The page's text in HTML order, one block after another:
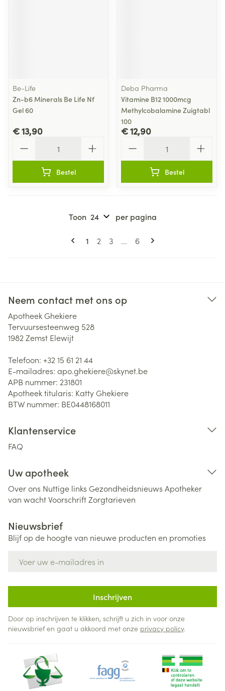
Be-Life
Zn-b6 Minerals Be Life Nf
Gel 60
€ 13,90
Bestel
Deba Pharma
Vitamine B12 1000mcg
Methylcobalamine Zuigtabl
100
€ 12,90
Bestel
Pagina's
U lees momenteel pagina
1 Pagina
2 Pagina
3 ... Pagina
6
Toon per pagina
Neem contact met ons op
Apotheek Ghekiere
Tervuursesteenweg 528
1982 Zemst Elewijt
Telefoon: +32 15 61 21 44
E-mailadres: apo.ghekiere@skynet.be
APB nummer: 231801
Apotheek titularis: Katty Ghekiere
BTW nummer: BE0448168011
Klantenservice
FAQ
Uw apotheek
Over ons Nuttige links Gezondheidsnieuws Apotheker
van wachtVoorschriftZorgtarieven
Nieuwsbrief
Blijf op de hoogte van nieuwe producten en promoties
Inschrijven
Door op inschrijven te klikken, schrijft u zich in voor onze
nieuwsbrief en gaat u akkoord met onze privacy policy.